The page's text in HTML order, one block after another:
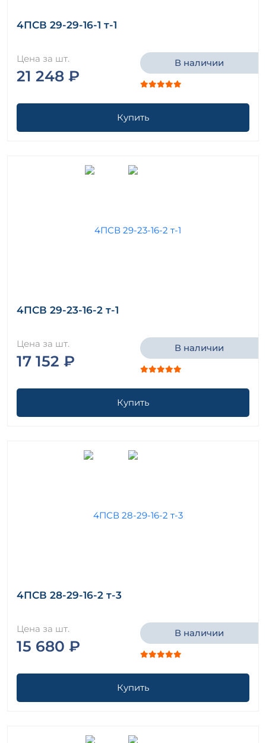
4ПСВ 29-29-16-1 т-1
Цена за шт.
21 248 ₽
В наличии
Купить
4ПСВ 29-23-16-2 т-1
Цена за шт.
17 152 ₽
В наличии
Купить
4ПСВ 28-29-16-2 т-3
Цена за шт.
15 680 ₽
В наличии
Купить